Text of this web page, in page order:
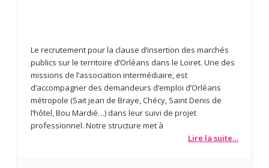
Le recrutement pour la clause d’insertion des marchés
publics sur le territoire d’Orléans dans le Loiret. Une des
missions de l’association intermédiaire, est
d’accompagner des demandeurs d’emploi d’Orléans
métropole (Sait jean de Braye, Chécy, Saint Denis de
l’hôtel, Bou Mardié…) dans leur suivi de projet
professionnel. Notre structure met à
Lire la suite…